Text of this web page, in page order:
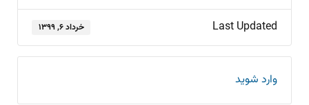
Last Updated خرداد ۶, ۱۳۹۹
وارد شوید